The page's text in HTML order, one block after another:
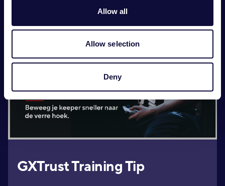
Allow all
Allow selection
Deny
GXTrust Training Tip